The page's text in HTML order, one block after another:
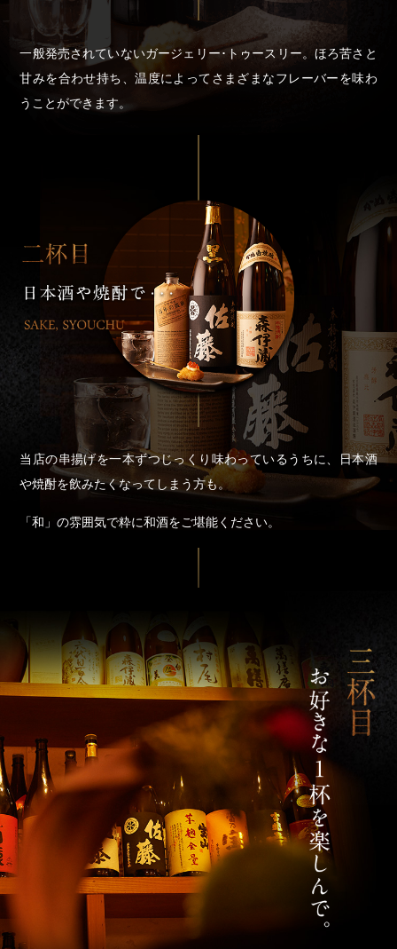
一般発売されていないガージェリー･トゥースリー。ほろ苦さと
甘みを合わせ持ち、温度によってさまざまなフレーバーを味わ
うことができます。
当店の串揚げを一本ずつじっくり味わっているうちに、日本酒
や焼酎を飲みたくなってしまう方も。
「和」の雰囲気で粋に和酒をご堪能ください。